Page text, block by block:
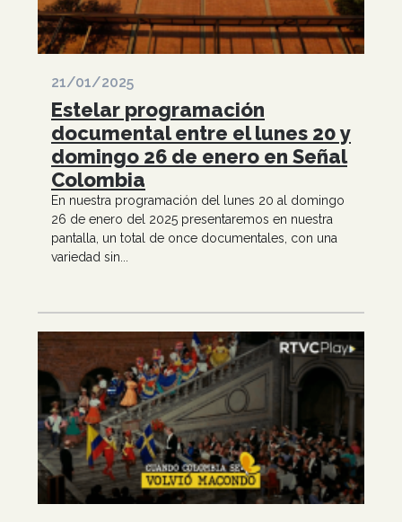
21/01/2025
Estelar programación
documental entre el lunes 20 y
domingo 26 de enero en Señal
Colombia
En nuestra programación del lunes 20 al domingo
26 de enero del 2025 presentaremos en nuestra
pantalla, un total de once documentales, con una
variedad sin...